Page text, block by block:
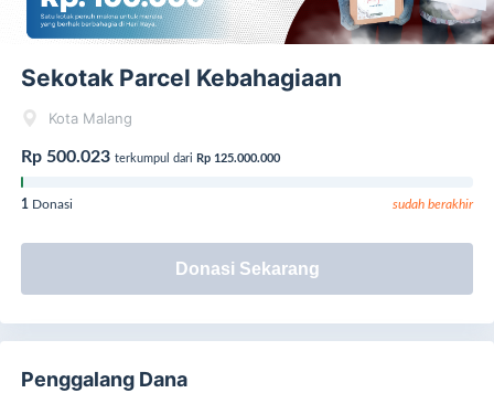
Sekotak Parcel Kebahagiaan
Kota Malang
Rp 500.023 terkumpul dari Rp 125.000.000
1 Donasi sudah berakhir
Donasi Sekarang
Penggalang Dana